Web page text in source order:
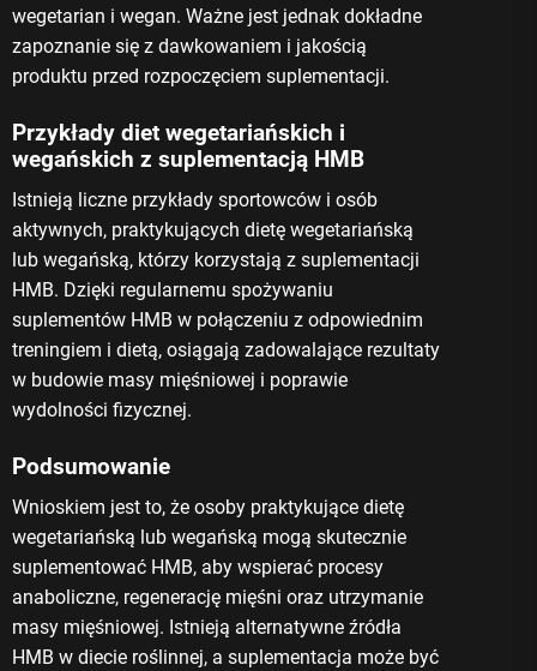
wegetarian i wegan. Ważne jest jednak dokładne
zapoznanie się z dawkowaniem i jakością
produktu przed rozpoczęciem suplementacji.
Przykłady diet wegetariańskich i
wegańskich z suplementacją HMB
Istnieją liczne przykłady sportowców i osób
aktywnych, praktykujących dietę wegetariańską
lub wegańską, którzy korzystają z suplementacji
HMB. Dzięki regularnemu spożywaniu
suplementów HMB w połączeniu z odpowiednim
treningiem i dietą, osiągają zadowalające rezultaty
w budowie masy mięśniowej i poprawie
wydolności fizycznej.
Podsumowanie
Wnioskiem jest to, że osoby praktykujące dietę
wegetariańską lub wegańską mogą skutecznie
suplementować HMB, aby wspierać procesy
anaboliczne, regenerację mięśni oraz utrzymanie
masy mięśniowej. Istnieją alternatywne źródła
HMB w diecie roślinnej, a suplementacja może być